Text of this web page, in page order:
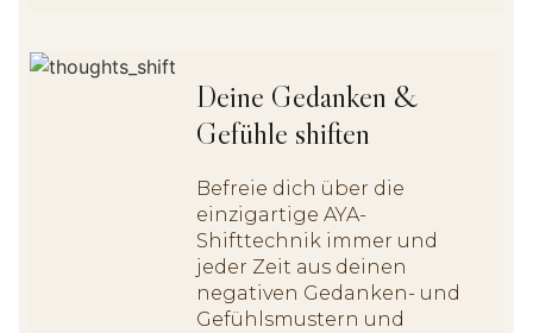
Deine Gedanken &
Gefühle shiften
Befreie dich über die
einzigartige AYA-
Shifttechnik immer und
jeder Zeit aus deinen
negativen Gedanken- und
Gefühlsmustern und